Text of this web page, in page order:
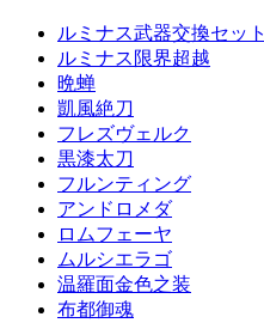
ルミナス武器交換セット
ルミナス限界超越
晩蝉
凱風絶刀
フレズヴェルク
黒漆太刀
フルンティング
アンドロメダ
ロムフェーヤ
ムルシエラゴ
温羅面金色之装
布都御魂